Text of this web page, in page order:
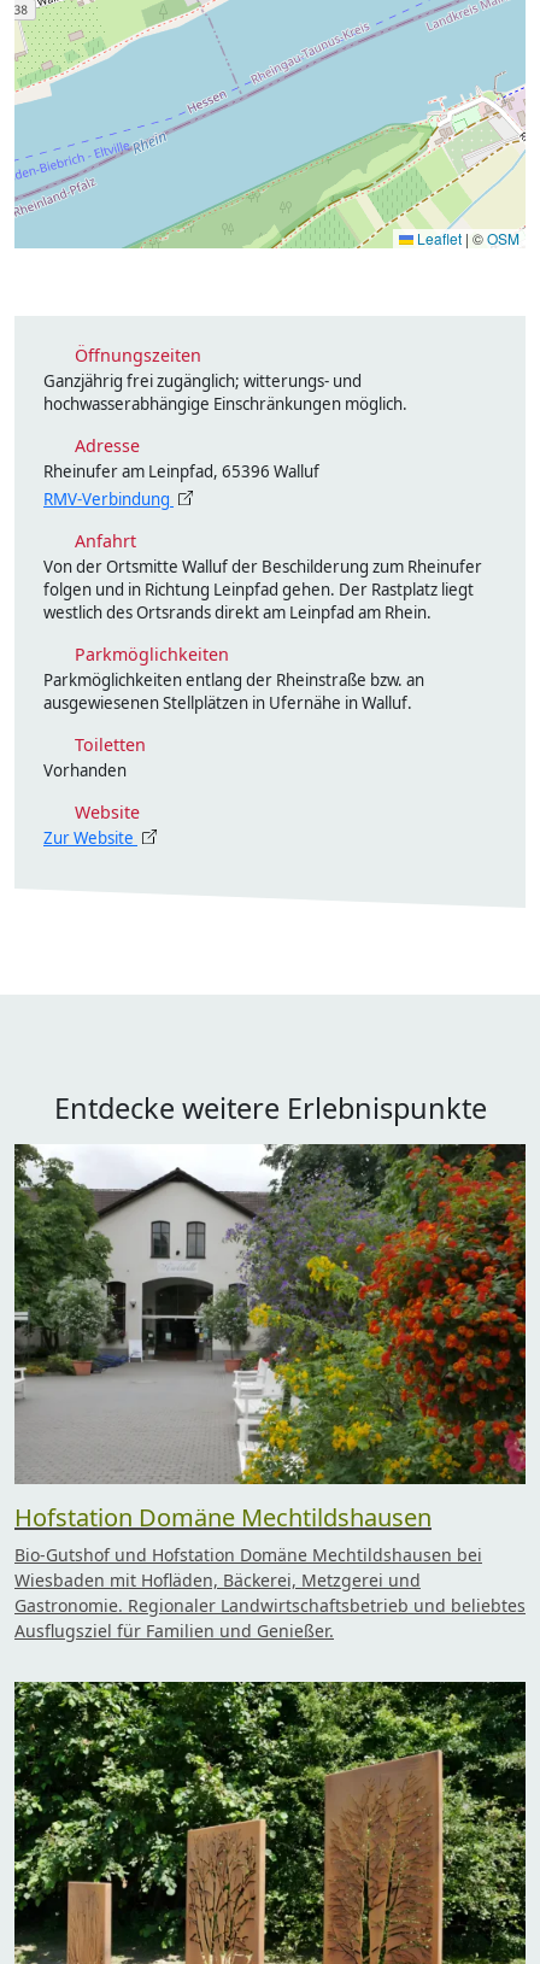
Leaflet | ©OSM
Öffnungszeiten
Ganzjährig frei zugänglich; witterungs- und
hochwasserabhängige Einschränkungen möglich.
Adresse
Rheinufer am Leinpfad, 65396 Walluf
RMV-Verbindung
Anfahrt
Von der Ortsmitte Walluf der Beschilderung zum Rheinufer
folgen und in Richtung Leinpfad gehen. Der Rastplatz liegt
westlich des Ortsrands direkt am Leinpfad am Rhein.
Parkmöglichkeiten
Parkmöglichkeiten entlang der Rheinstraße bzw. an
ausgewiesenen Stellplätzen in Ufernähe in Walluf.
Toiletten
Vorhanden
Website
Zur Website
Entdecke weitere Erlebnispunkte
Hofstation Domäne Mechtildshausen
Bio-Gutshof und Hofstation Domäne Mechtildshausen bei
Wiesbaden mit Hofläden, Bäckerei, Metzgerei und
Gastronomie. Regionaler Landwirtschaftsbetrieb und beliebtes
Ausflugsziel für Familien und Genießer.